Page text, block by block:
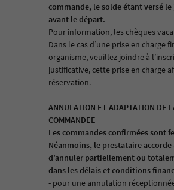
commande, le solde étant versé
avant le départ.
Pour information, les chèques
Dans le cas d’une prise en charge
organisme, veuillez joindre à
justificative, cette prise en charge
réservation.
ANNULATION ET ADAPTATION DE
COMMANDEE
Les commandes confirmées sont
Néanmoins, le prestataire
d’annuler partiellement ou
dans les délais et conditions
- pour une annulation